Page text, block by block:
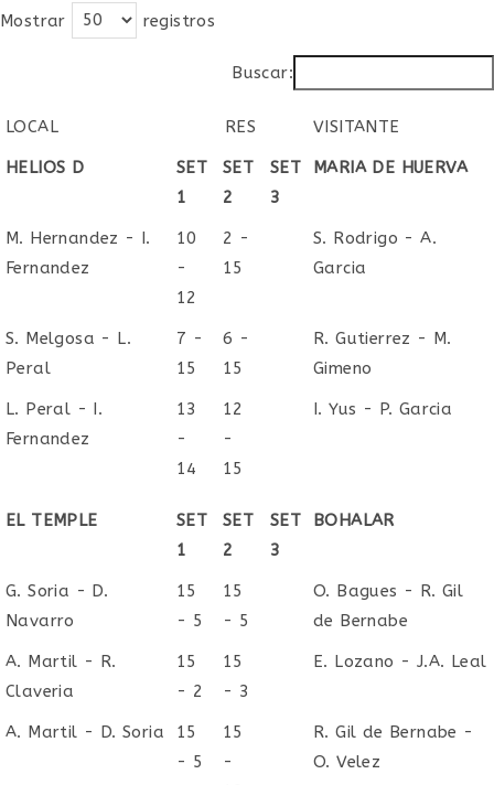
Mostrar registros
Buscar:
LOCAL RES
VISITANTE
LOCAL
RES VISITANTE
HELIOS D
SET
1
SET
2
SET
3
MARIA DE HUERVA
M. Hernandez - I.
Fernandez
10
-
12
2 -
15
S. Rodrigo - A.
Garcia
S. Melgosa - L.
Peral
7 -
15
6 -
15
R. Gutierrez - M.
Gimeno
L. Peral - I.
Fernandez
13
-
14
12
-
15
I. Yus - P. Garcia
EL TEMPLE
SET
1
SET
2
SET
3
BOHALAR
G. Soria - D.
Navarro
15
- 5
15
- 5
O. Bagues - R. Gil
de Bernabe
A. Martil - R.
Claveria
15
- 2
15
- 3
E. Lozano - J.A. Leal
A. Martil - D. Soria
15
- 5
15
-
R. Gil de Bernabe -
O. Velez